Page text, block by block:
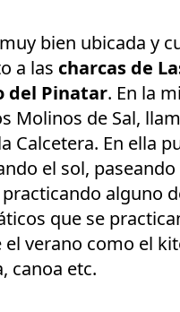
bien ubicada y
a las charcas de
del Pinatar. En la
Molinos de Sal,
Calcetera. En ella
el sol,
alguno
que se
el verano como el
canoa etc.